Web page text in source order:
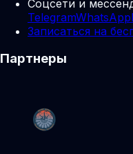
Соцсети и
TelegramWhatsApp
Записаться на
Партнеры